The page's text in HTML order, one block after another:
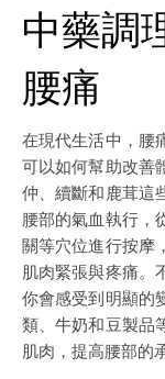
中藥調
腰痛
在現代生活中，腰
可以如何幫助改善
仲、續斷和鹿茸這
腰部的氣血執行，
關等穴位進行按摩
肌肉緊張與疼痛。
你會感受到明顯的
類、牛奶和豆製品
肌肉，提高腰部的